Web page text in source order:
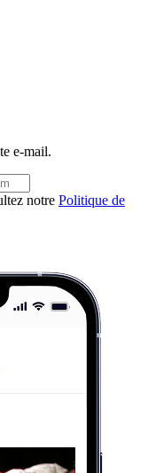
e-mail.
notre Politique de